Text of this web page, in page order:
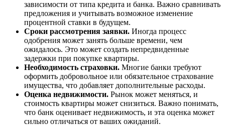
зависимости от типа кредита и банка. Важно сравнивать
предложения и учитывать возможное изменение
процентной ставки в будущем.
Сроки рассмотрения заявки. Иногда процесс
одобрения может занять больше времени, чем
ожидалось. Это может создать непредвиденные
задержки при покупке квартиры.
Необходимость страховки. Многие банки требуют
оформить добровольное или обязательное страхование
имущества, что добавляет дополнительные расходы.
Оценка недвижимости. Рынок может меняться, и
стоимость квартиры может снизиться. Важно понимать,
что банк оценивает недвижимость, и эта оценка может
сильно отличаться от ваших ожиданий.